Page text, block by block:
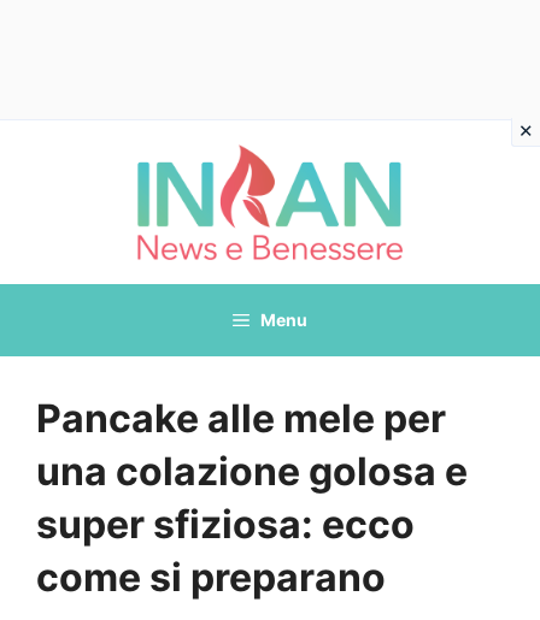
Menu
Pancake alle mele per
una colazione golosa e
super sfiziosa: ecco
come si preparano